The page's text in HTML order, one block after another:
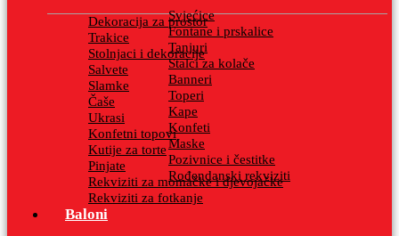
Dekoracija za prostor
Svjećice
Trakice
Fontane i prskalice
Stolnjaci i dekoracije
Tanjuri
Salvete
Stalci za kolače
Slamke
Banneri
Čaše
Toperi
Ukrasi
Kape
Konfetni topoviKonfeti
Kutije za torteMaske
Pinjate
Pozivnice i čestitke
Rekviziti za momačke i djevojačke
Rođendanski rekviziti
Rekviziti za fotkanje
Baloni